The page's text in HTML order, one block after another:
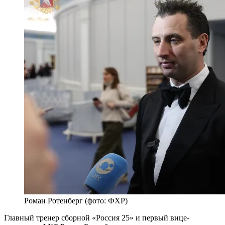
Роман Ротенберг (фото: ФХР)
Главный тренер сборной «Россия 25» и первый вице-